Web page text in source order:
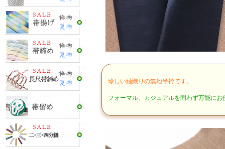
珍しい紬織りの無地半衿です。
フォーマル、カジュアルを問わず万能に